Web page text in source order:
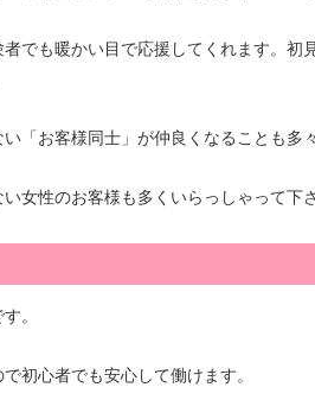
でも暖かい目で応援してくれます。
「お客様同士」が仲良くなることも多
女性のお客様も多くいらっしゃって下
。
初心者でも安心して働けます。